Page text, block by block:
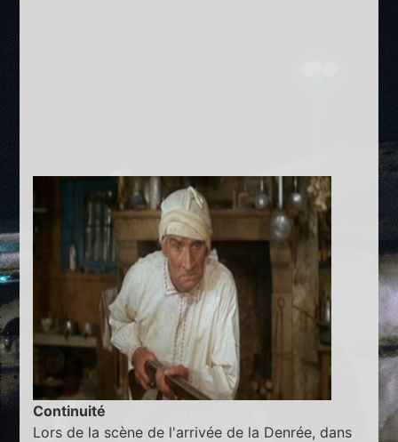
Continuité
Lors de la scène de l'arrivée de la Denrée, dans